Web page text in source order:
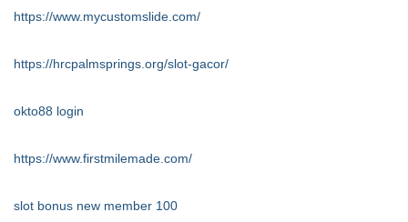
https://www.mycustomslide.com/
https://hrcpalmsprings.org/slot-gacor/
okto88 login
https://www.firstmilemade.com/
slot bonus new member 100